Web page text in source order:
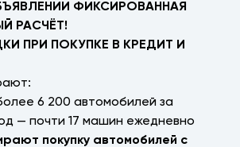
ФИКСИРОВАННАЯ
РАСЧЁТ!
ПРИ ПОКУПКЕ В КРЕДИТ И
6 200 автомобилей за
— почти 17 машин ежедневно
покупку автомобилей с